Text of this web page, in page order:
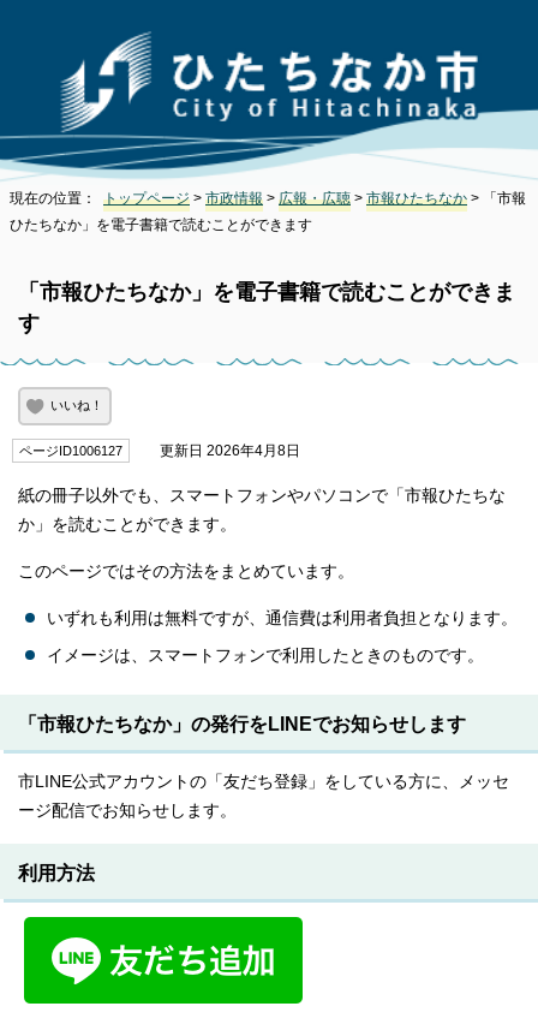
現在の位置： トップページ > 市政情報 > 広報・広聴 > 市報ひたちなか > 「市報
ひたちなか」を電子書籍で読むことができます
「市報ひたちなか」を電子書籍で読むことができま
す
いいね！
ページID1006127 更新日 2026年4月8日
紙の冊子以外でも、スマートフォンやパソコンで「市報ひたちな
か」を読むことができます。
このページではその方法をまとめています。
いずれも利用は無料ですが、通信費は利用者負担となります。
イメージは、スマートフォンで利用したときのものです。
「市報ひたちなか」の発行をLINEでお知らせします
市LINE公式アカウントの「友だち登録」をしている方に、メッセ
ージ配信でお知らせします。
利用方法